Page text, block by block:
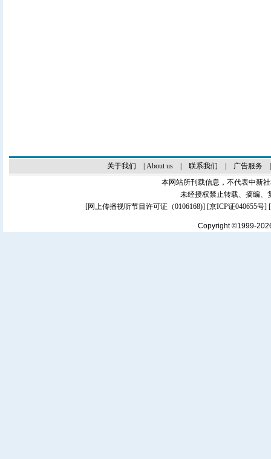
关于我们 About us| 联系我们 广告服务
本网站所刊载信息，不代表中新
未经授权禁止转载、摘编、
[网上传播视听节目许可证（0106168)] [京ICP证040655号]
Copyright ©1999-